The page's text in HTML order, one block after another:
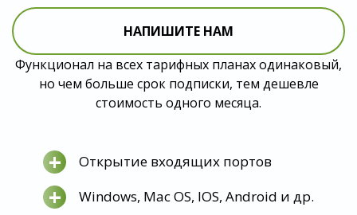
НАПИШИТЕ НАМ
Функционал на всех тарифных планах одинаковый,
но чем больше срок подписки, тем дешевле
стоимость одного месяца.
+ Открытие входящих портов
+ Windows, Mac OS, IOS, Android и др.